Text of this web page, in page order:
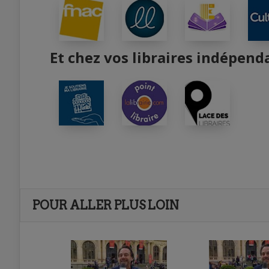
Et chez vos libraires
POUR ALLER PLUS LOIN